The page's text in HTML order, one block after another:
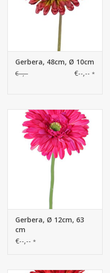
Gerbera, 48cm, Ø 10cm
€--,-- €--,-- *
Gerbera, Ø 12cm, 63
cm
€--,-- *